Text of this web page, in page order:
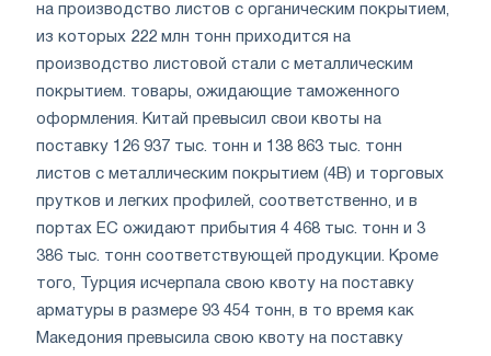
на производство листов с органическим покрытием,
из которых 222 млн тонн приходится на
производство листовой стали с металлическим
покрытием. товары, ожидающие таможенного
оформления. Китай превысил свои квоты на
поставку 126 937 тыс. тонн и 138 863 тыс. тонн
листов с металлическим покрытием (4B) и торговых
прутков и легких профилей, соответственно, и в
портах ЕС ожидают прибытия 4 468 тыс. тонн и 3
386 тыс. тонн соответствующей продукции. Кроме
того, Турция исчерпала свою квоту на поставку
арматуры в размере 93 454 тонн, в то время как
Македония превысила свою квоту на поставку